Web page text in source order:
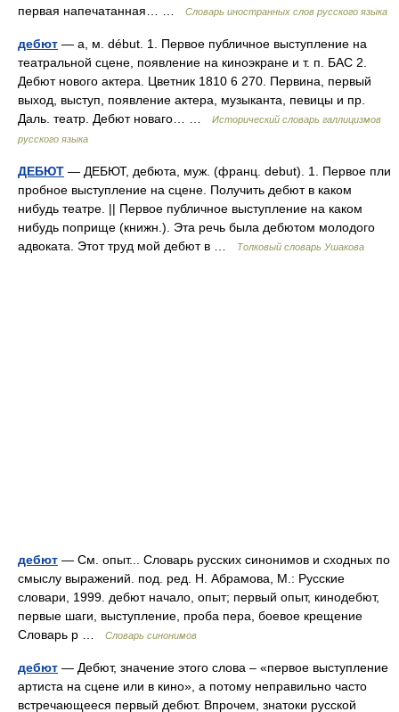
первая напечатанная… …
Словарь иностранных слов русского языка
дебют — а, м. début. 1. Первое публичное выступление на
театральной сцене, появление на киноэкране и т. п. БАС 2.
Дебют нового актера. Цветник 1810 6 270. Первина, первый
выход, выступ, появление актера, музыканта, певицы и пр.
Даль. театр. Дебют новаго… …
Исторический словарь галлицизмов
русского языка
ДЕБЮТ — ДЕБЮТ, дебюта, муж. (франц. debut). 1. Первое пли
пробное выступление на сцене. Получить дебют в каком
нибудь театре. || Первое публичное выступление на каком
нибудь поприще (книжн.). Эта речь была дебютом молодого
адвоката. Этот труд мой дебют в …
Толковый словарь Ушакова
дебют — См. опыт... Словарь русских синонимов и сходных по
смыслу выражений. под. ред. Н. Абрамова, М.: Русские
словари, 1999. дебют начало, опыт; первый опыт, кинодебют,
первые шаги, выступление, проба пера, боевое крещение
Словарь р …
Словарь синонимов
дебют — Дебют, значение этого слова – «первое выступление
артиста на сцене или в кино», а потому неправильно часто
встречающееся первый дебют. Впрочем, знатоки русской